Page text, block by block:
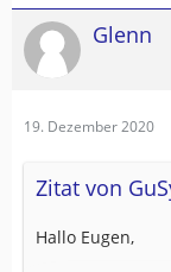
Glenn
19. Dezember 2020
Zitat von
Hallo Eugen,